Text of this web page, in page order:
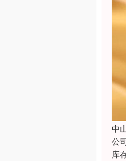
中
公
库